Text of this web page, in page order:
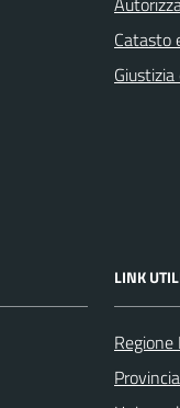
Catasto
LINK
Regione